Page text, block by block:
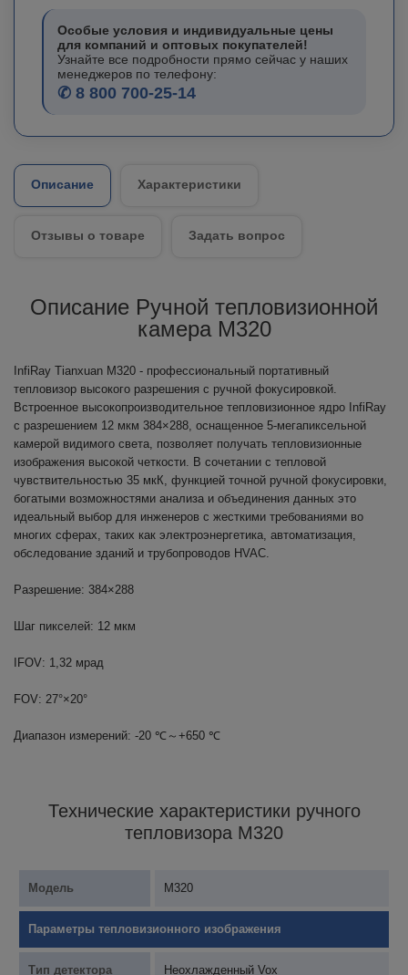
Особые условия и индивидуальные цены
для компаний и оптовых покупателей!
Узнайте все подробности прямо сейчас у наших
менеджеров по телефону:
✆ 8 800 700-25-14
Описание Характеристики
Отзывы о товаре Задать вопрос
Описание Ручной тепловизионной
камера M320
InfiRay Tianxuan M320 - профессиональный портативный
тепловизор высокого разрешения с ручной фокусировкой.
Встроенное высокопроизводительное тепловизионное ядро InfiRay
с разрешением 12 мкм 384×288, оснащенное 5-мегапиксельной
камерой видимого света, позволяет получать тепловизионные
изображения высокой четкости. В сочетании с тепловой
чувствительностью 35 мкК, функцией точной ручной фокусировки,
богатыми возможностями анализа и объединения данных это
идеальный выбор для инженеров с жесткими требованиями во
многих сферах, таких как электроэнергетика, автоматизация,
обследование зданий и трубопроводов HVAC.
Разрешение: 384×288
Шаг пикселей: 12 мкм
IFOV: 1,32 мрад
FOV: 27°×20°
Диапазон измерений: -20 ℃～+650 ℃
Технические характеристики ручного
тепловизора M320
Модель M320
Параметры тепловизионного изображения
Тип детектора Неохлажденный Vox